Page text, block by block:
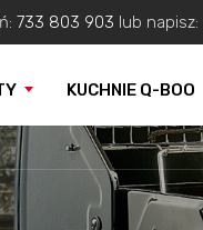
733 803 903 lub napisz:
KUCHNIE Q-BOO